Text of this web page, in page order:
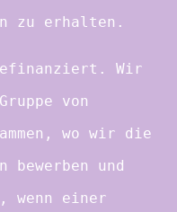
zu erhalten.
Wir
von
wo wir die
bewerben und
wenn einer